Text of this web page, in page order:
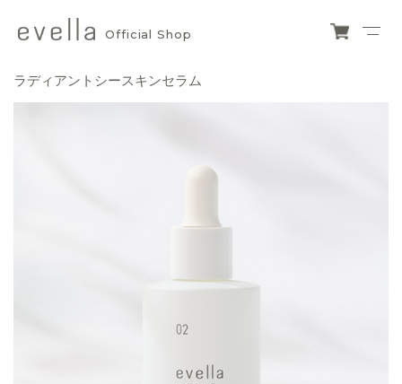
official
Official Shop
ラディアントシースキンセラム